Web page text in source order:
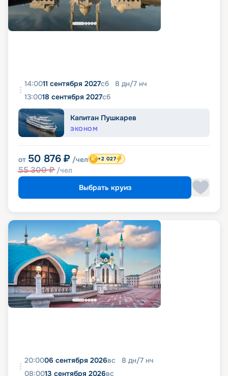
14:0011 сентября 2027сб 8 дн/7 нч
13:0018 сентября 2027сб
Капитан Пушкарев
ЭКОНОМ
от 50 876 ₽ /чел
55 300₽ /чел
+2 027
Выбрать круиз
20:0006 сентября 2026вс 8 дн/7 нч
08:0013 сентября 2026вс